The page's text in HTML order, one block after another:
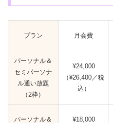
プラン 月会費
パーソナル＆
セミパーソナ
ル通い放題
（2枠）
¥24,000
（¥26,400／税
込）
パーソナル＆
¥18,000